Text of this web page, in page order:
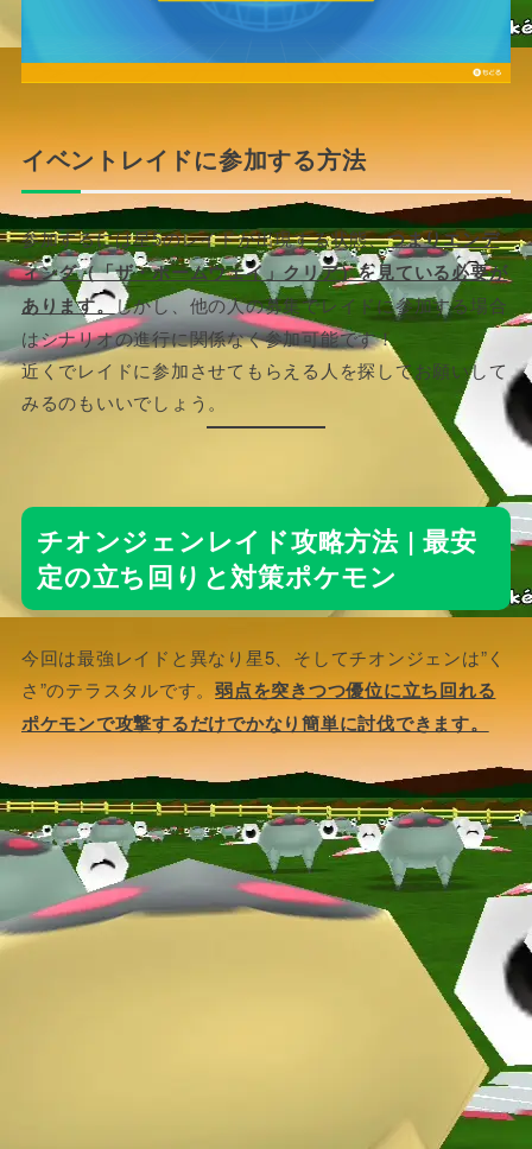
イベントレイドに参加する方法
参加するには星5のレイドが出現する状態、つまりエンデ
ィング（「ザ・ホームウェイ」クリア）を見ている必要が
あります。しかし、他の人の募集でレイドに参加する場合
はシナリオの進行に関係なく参加可能です！
近くでレイドに参加させてもらえる人を探してお願いして
みるのもいいでしょう。
チオンジェンレイド攻略方法 | 最安
定の立ち回りと対策ポケモン
今回は最強レイドと異なり星5、そしてチオンジェンは”く
さ”のテラスタルです。弱点を突きつつ優位に立ち回れる
ポケモンで攻撃するだけでかなり簡単に討伐できます。